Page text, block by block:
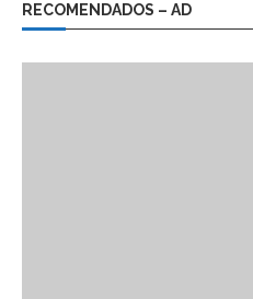
RECOMENDADOS – AD